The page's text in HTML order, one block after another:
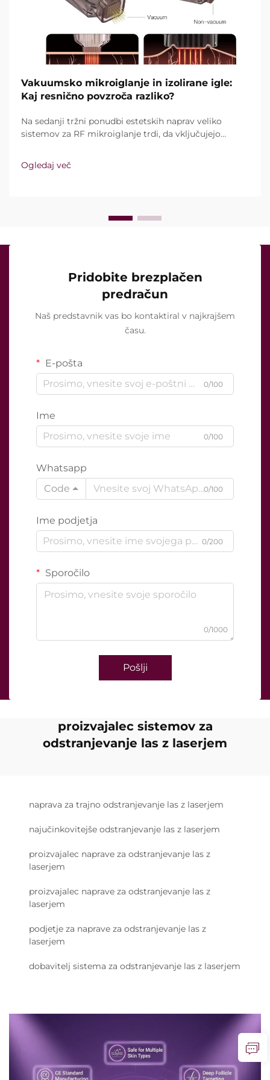
Vakuumsko mikroiglanje in izolirane igle:
Kaj resnično povzroča razliko?
Na sedanji tržni ponudbi estetskih naprav veliko
sistemov za RF mikroiglanje trdi, da vključujejo
vprašanje pa ni le, ali te funkcije sploh obstajajo,
temveč kako natančno delujejo med kliničnim
Ogledaj več
Pridobite brezplačen
predračun
Naš predstavnik vas bo kontaktiral v najkrajšem
času.
E-pošta
0/100
Ime
0/100
Whatsapp
Code
0/100
Ime podjetja
0/200
Sporočilo
0/1000
Pošlji
proizvajalec sistemov za
odstranjevanje las z laserjem
naprava za trajno odstranjevanje las z laserjem
najučinkovitejše odstranjevanje las z laserjem
proizvajalec naprave za odstranjevanje las z
laserjem
proizvajalec naprave za odstranjevanje las z
laserjem
podjetje za naprave za odstranjevanje las z
laserjem
dobavitelj sistema za odstranjevanje las z laserjem